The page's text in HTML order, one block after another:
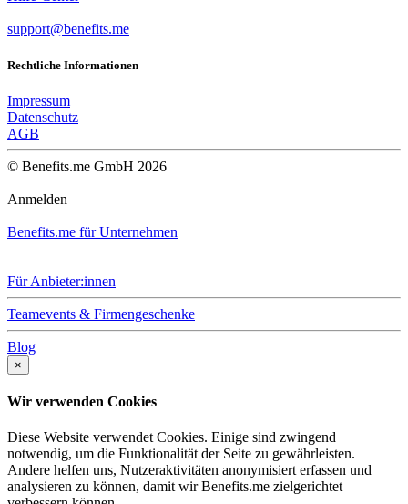
support@benefits.me
Rechtliche Informationen
Impressum
Datenschutz
AGB
© Benefits.me GmbH 2026
Anmelden
Benefits.me für Unternehmen
Für Anbieter:innen
Teamevents & Firmengeschenke
Blog
×
Wir verwenden Cookies
Diese Website verwendet Cookies. Einige sind zwingend
notwendig, um die Funktionalität der Seite zu gewährleisten.
Andere helfen uns, Nutzeraktivitäten anonymisiert erfassen und
analysieren zu können, damit wir Benefits.me zielgerichtet